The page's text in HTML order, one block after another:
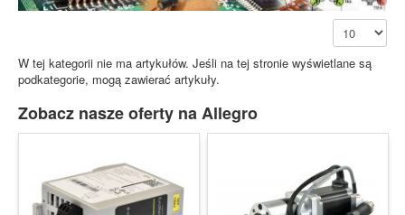
Pokaż #
W tej kategorii nie ma artykułów. Jeśli na tej stronie wyświetlane są
podkategorie, mogą zawierać artykuły.
Zobacz nasze oferty na Allegro